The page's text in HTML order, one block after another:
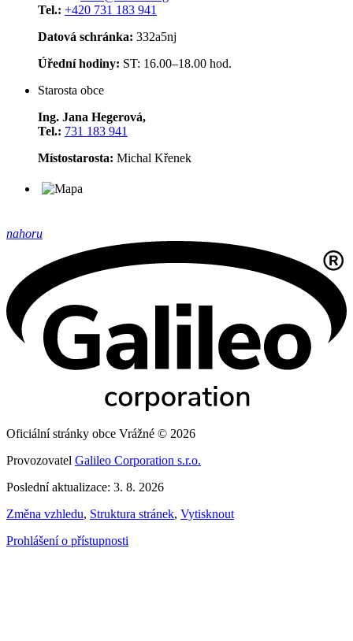
Tel.: +420 731 183 941
Datová schránka: 332a5nj
Úřední hodiny: ST: 16.00–18.00 hod.
Starosta obce
Ing. Jana Hegerová,
Tel.: 731 183 941
Místostarosta: Michal Křenek
nahoru
Oficiální stránky obce Vrážné © 2026
Provozovatel Galileo Corporation s.r.o.
Poslední aktualizace: 3. 8. 2026
Změna vzhledu, Struktura stránek, Vytisknout
Prohlášení o přístupnosti